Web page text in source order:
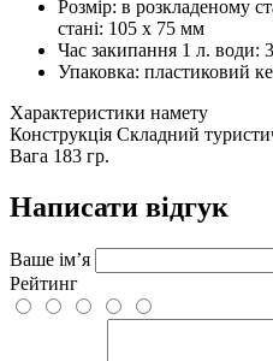
Розмір: в розкладеному
стані: 105 x 75 мм
Час закипання 1 л. води:
Упаковка: пластиковий
Характеристики намету
Конструкція Складний
Вага 183 гр.
Написати відгук
Ваше ім’я
Рейтинг